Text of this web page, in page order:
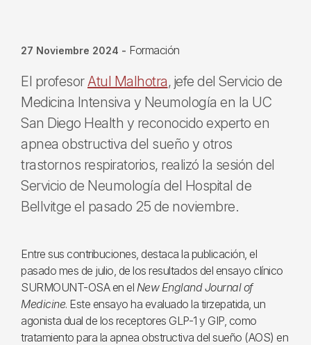
27 Noviembre 2024 - Formación
El profesorAtul Malhotra, jefe del Servicio de
Medicina Intensiva y Neumología en la UC
San Diego Health y reconocido experto en
apnea obstructiva del sueño y otros
trastornos respiratorios, realizó la sesión del
Servicio de Neumología del Hospital de
Bellvitge el pasado 25 de noviembre.
Entre sus contribuciones, destaca la publicación, el
pasado mes de julio, de los resultados del ensayo clínico
SURMOUNT-OSA en el New England Journal of
Medicine. Este ensayo ha evaluado la tirzepatida, un
agonista dual de los receptores GLP-1 y GIP, como
tratamiento para la apnea obstructiva del sueño (AOS) en